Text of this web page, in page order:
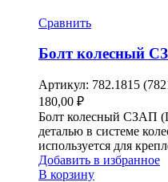
Сравнить
Болт колесный
Артикул: 782.1815
180,00 ₽
Болт колесный СЗАП
деталью в системе
используется для
Добавить в избранное
В корзину